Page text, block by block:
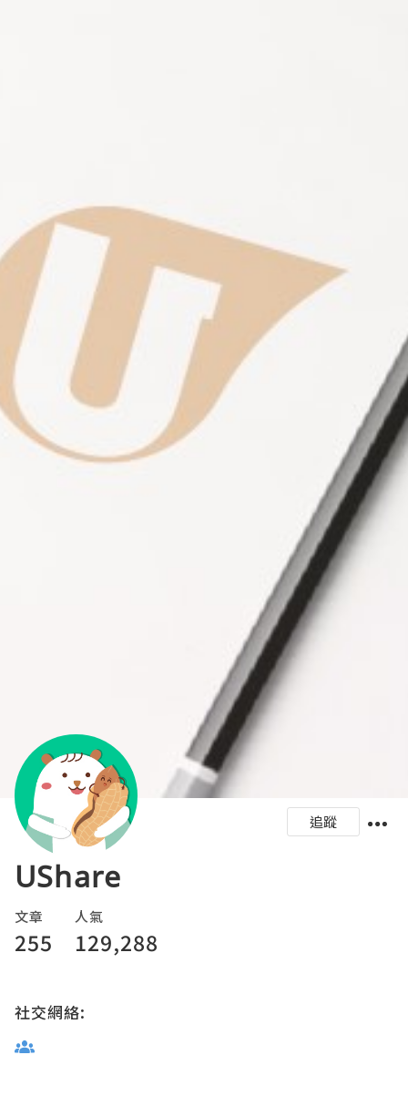
追蹤
UShare
文章
255
人氣
129,288
社交網絡: